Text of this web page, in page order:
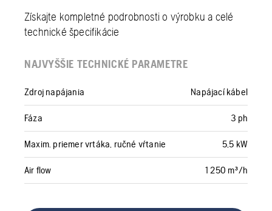
Získajte kompletné podrobnosti o výrobku a celé
technické špecifikácie
NAJVYŠŠIE TECHNICKÉ PARAMETRE
Zdroj napájania Napájací kábel
Fáza 3 ph
Maxim. priemer vrtáka, ručné vŕtanie 5,5 kW
Air flow 1 250 m³/h